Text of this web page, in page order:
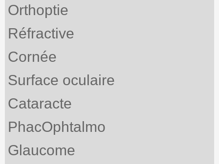
Orthoptie
Réfractive
Cornée
Surface oculaire
Cataracte
PhacOphtalmo
Glaucome